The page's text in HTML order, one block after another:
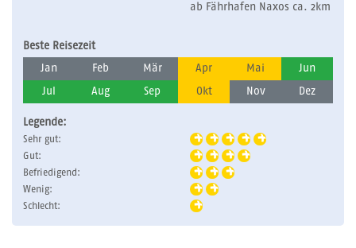
ab Fährhafen Naxos ca. 2km
Beste Reisezeit
Jan Feb Mär Apr Mai Jun
Jul Aug Sep Okt Nov Dez
Legende:
Sehr gut:
Gut:
Befriedigend:
Wenig:
Schlecht: